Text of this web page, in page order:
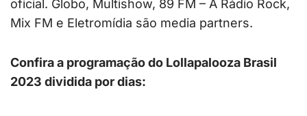
oficial. Globo, Multishow, 89 FM – A Rádio Rock,
Mix FM e Eletromídia são media partners.
Confira a programação do Lollapalooza Brasil
2023 dividida por dias: